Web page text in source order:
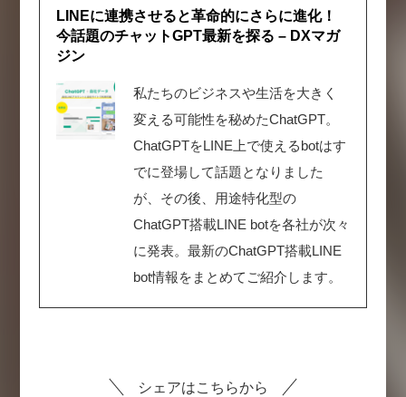
LINEに連携させると革命的にさらに進化！
今話題のチャットGPT最新を探る – DXマガ
ジン
私たちのビジネスや生活を大きく
変える可能性を秘めたChatGPT。
ChatGPTをLINE上で使えるbotはす
でに登場して話題となりました
が、その後、用途特化型の
ChatGPT搭載LINE botを各社が次々
に発表。最新のChatGPT搭載LINE
bot情報をまとめてご紹介します。
シェアはこちらから